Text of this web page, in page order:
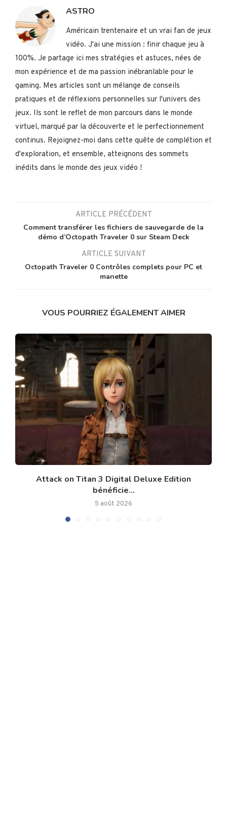
ASTRO
Américain trentenaire et un vrai fan de jeux
vidéo. J'ai une mission : finir chaque jeu à
100%. Je partage ici mes stratégies et astuces, nées de
mon expérience et de ma passion inébranlable pour le
gaming. Mes articles sont un mélange de conseils
pratiques et de réflexions personnelles sur l'univers des
jeux. Ils sont le reflet de mon parcours dans le monde
virtuel, marqué par la découverte et le perfectionnement
continus. Rejoignez-moi dans cette quête de complétion et
d'exploration, et ensemble, atteignons des sommets
inédits dans le monde des jeux vidéo !
ARTICLE PRÉCÉDENT
Comment transférer les fichiers de sauvegarde de la
démo d’Octopath Traveler 0 sur Steam Deck
ARTICLE SUIVANT
Octopath Traveler 0 Contrôles complets pour PC et
manette
VOUS POURRIEZ ÉGALEMENT AIMER
Attack on Titan 3 Digital Deluxe Edition
bénéficie...
5 août 2026